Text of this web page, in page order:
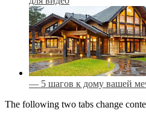
— 5 шагов к дому вашей
The following two tabs change